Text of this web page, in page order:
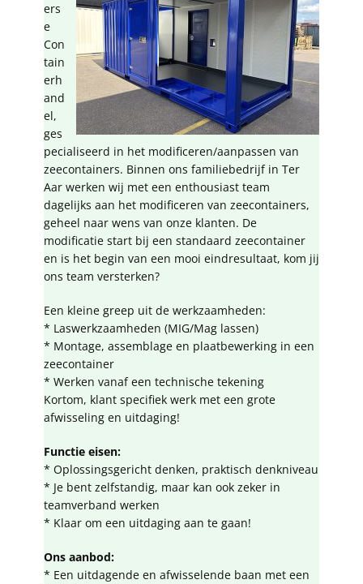
ers
e
Con
tain
erh
and
el,
ges
pecialiseerd in het modificeren/aanpassen van
zeecontainers. Binnen ons familiebedrijf in Ter
Aar werken wij met een enthousiast team
dagelijks aan het modificeren van zeecontainers,
geheel naar wens van onze klanten. De
modificatie start bij een standaard zeecontainer
en is het begin van een mooi eindresultaat, kom jij
ons team versterken?
Een kleine greep uit de werkzaamheden:
* Laswerkzaamheden (MIG/Mag lassen)
* Montage, assemblage en plaatbewerking in een
zeecontainer
* Werken vanaf een technische tekening
Kortom, klant specifiek werk met een grote
afwisseling en uitdaging!
Functie eisen:
* Oplossingsgericht denken, praktisch denkniveau
* Je bent zelfstandig, maar kan ook zeker in
teamverband werken
* Klaar om een uitdaging aan te gaan!
Ons aanbod:
* Een uitdagende en afwisselende baan met een